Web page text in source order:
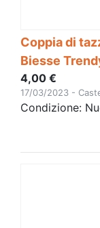
Coppia di
Biesse
4,00 €
17/03/2023 -
Condizione: